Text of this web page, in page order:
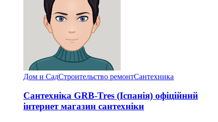
Дом и СадСтроительство ремонтСантехника
Сантехніка GRB-Tres (Іспанія) офіційний
інтернет магазин сантехніки